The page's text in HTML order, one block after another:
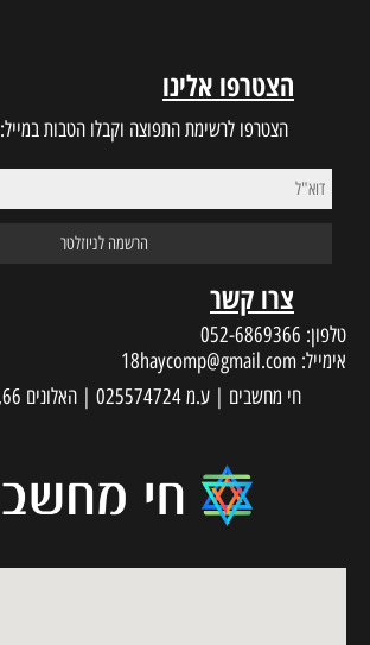
הצטרפו אלינו
הצטרפו לרשימת התפוצה וקבלו הטבות במייל:
צרו קשר
טלפון: 052-6869366
אימייל: 18haycomp@gmail.com
חי מחשבים | ע.מ 025574724 | האלונים 66, יוקנעם עילית